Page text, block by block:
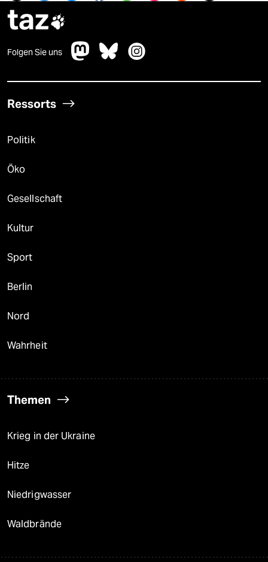
taz
Folgen Sie uns
Ressorts
Politik
Öko
Gesellschaft
Kultur
Sport
Berlin
Nord
Wahrheit
Themen
Krieg in der Ukraine
Hitze
Niedrigwasser
Waldbrände